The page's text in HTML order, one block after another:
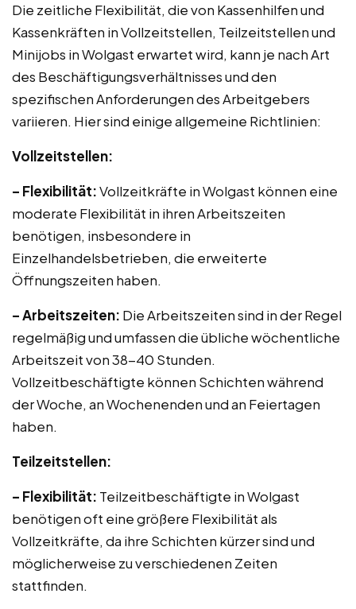
Die zeitliche Flexibilität, die von Kassenhilfen und
Kassenkräften in Vollzeitstellen, Teilzeitstellen und
Minijobs in Wolgast erwartet wird, kann je nach Art
des Beschäftigungsverhältnisses und den
spezifischen Anforderungen des Arbeitgebers
variieren. Hier sind einige allgemeine Richtlinien:
Vollzeitstellen:
– Flexibilität:Vollzeitkräfte in Wolgast können eine
moderate Flexibilität in ihren Arbeitszeiten
benötigen, insbesondere in
Einzelhandelsbetrieben, die erweiterte
Öffnungszeiten haben.
– Arbeitszeiten: Die Arbeitszeiten sind in der Regel
regelmäßig und umfassen die übliche wöchentliche
Arbeitszeit von 38-40 Stunden.
Vollzeitbeschäftigte können Schichten während
der Woche, an Wochenenden und an Feiertagen
haben.
Teilzeitstellen:
– Flexibilität: Teilzeitbeschäftigte in Wolgast
benötigen oft eine größere Flexibilität als
Vollzeitkräfte, da ihre Schichten kürzer sind und
möglicherweise zu verschiedenen Zeiten
stattfinden.